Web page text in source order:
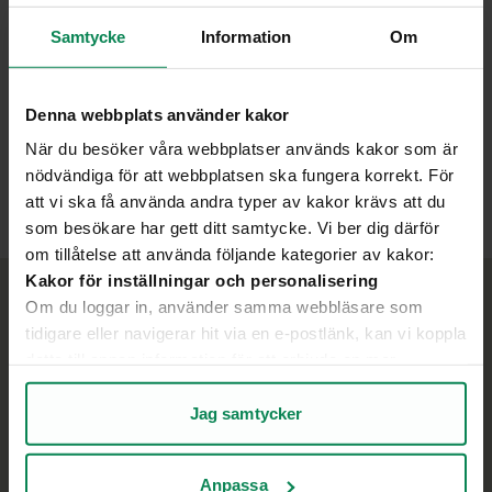
Samtycke Information Om
Denna webbplats använder kakor
När du besöker våra webbplatser används kakor som är
nödvändiga för att webbplatsen ska fungera korrekt. För
att vi ska få använda andra typer av kakor krävs att du
som besökare har gett ditt samtycke. Vi ber dig därför
om tillåtelse att använda följande kategorier av kakor:
Kakor för inställningar och personalisering
Om du loggar in, använder samma webbläsare som
tidigare eller navigerar hit via en e-postlänk, kan vi koppla
personlig upplevelse på webbplatsen och i vår
Kakor för statistik och analys av användarbeteende
Jag samtycker
Anpassa
Exempel på lösningar vi
erbjuder
Hur kan Power-as-a-Service
hjälpa er?
Fäll ut